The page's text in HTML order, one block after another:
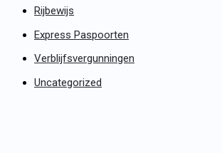
Rijbewijs
Express Paspoorten
Verblijfsvergunningen
Uncategorized